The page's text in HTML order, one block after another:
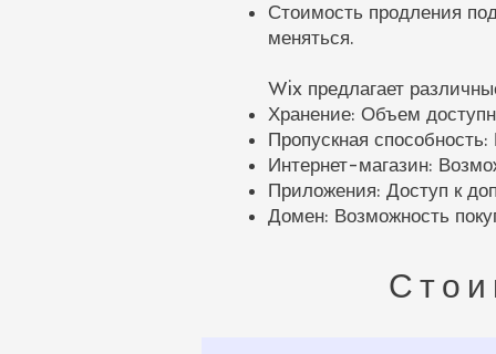
Стоимость продления
меняться.
Wix предлагает
Хранение: Объем
Пропускная
Интернет-магазин:
Приложения: Доступ к
Домен: Возможность